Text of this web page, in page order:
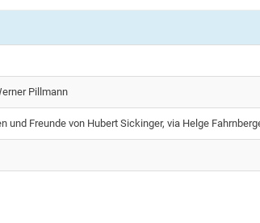
Pillmann
und Freunde von Hubert Sickinger, via Helge